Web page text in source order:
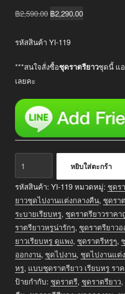
฿2,590.00 Original
was:
฿2,290.00Current
รหัสสินค้า YI-119
***สนใจสั่งซื้อชุดราตรียาวชุดนี้ แ
เลยคะ
ชุด
ราตรี
ยาว
ออกงาน
กลาง
คืน
สี
ทอง
ชิ้น
หยิบใส่ตะกร้า
รหัสสินค้า: YI-119หมวดหมู่: ชุดร
ยาวชุดไปงานแต่งกลางคืน, ชุดรา
ระบายเรียบหรู, ชุดราตรียาวราคา
ราตรียาวหรูน่ารักๆ, ชุดราตรียาว
ยาวเรียบหรู ดูแพง, ชุดราตรีหรูๆ,
ออกงาน, ชุดไปงาน, ชุดไปงานแต่ง
หรู, แบบชุดราตรียาว เรียบหรู รา
ป้ายกำกับ: ชุดราตรี, ชุดราตรียาว,